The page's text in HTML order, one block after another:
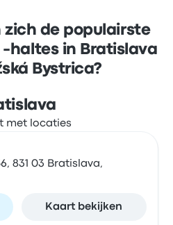
zich de populairste
haltes in Bratislava
Bystrica?
831 03 Bratislava,
Kaart bekijken